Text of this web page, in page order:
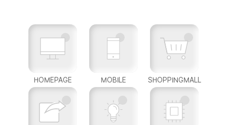
HOMEPAGE MOBILE SHOPPINGMALL